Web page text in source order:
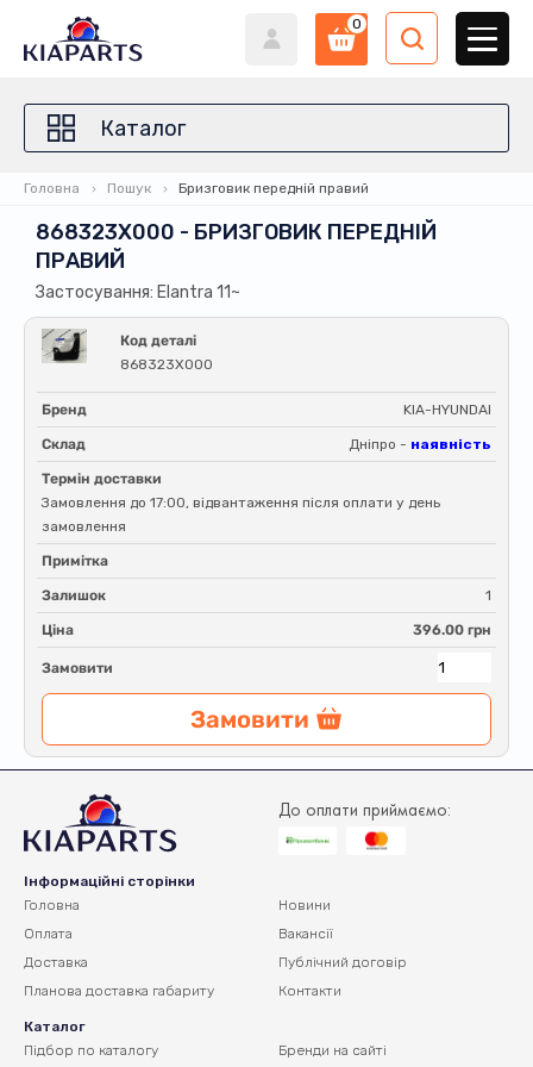
0
Каталог
Головна Пошук Бризговик передній правий
868323X000 - БРИЗГОВИК ПЕРЕДНІЙ
ПРАВИЙ
Застосування: Elantra 11~
Код деталі
868323X000
Бренд KIA-HYUNDAI
Склад Дніпро - наявність
Термін доставки
Замовлення до 17:00, відвантаження після оплати у день
замовлення
Примітка
Залишок 1
Ціна 396.00 грн
Замовити
Замовити
До оплати приймаємо:
Інформаційні сторінки
Головна
Оплата
Доставка
Планова доставка габариту
Новини
Вакансії
Публічний договір
Контакти
Каталог
Підбор по каталогу
Бренди на сайті